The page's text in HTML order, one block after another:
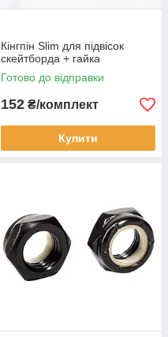
Кінгпін Slim для підвісок
скейтборда + гайка
Готово до відправки
152 ₴/комплект
Купити